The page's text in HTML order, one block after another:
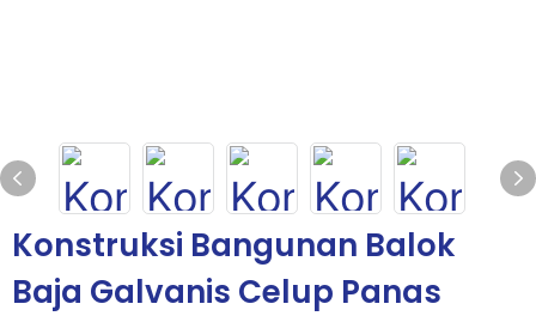
Konstruksi Bangunan Balok
Baja Galvanis Celup Panas